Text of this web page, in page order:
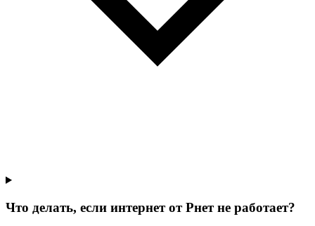
Что делать, если интернет от Рнет не работает?